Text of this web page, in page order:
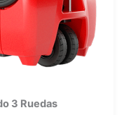
3 Ruedas